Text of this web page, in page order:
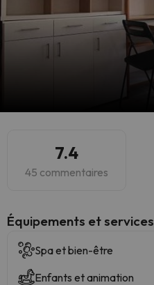
7.4
45 commentaires
​Équipements et services
Spa et bien-être
Enfants et animation